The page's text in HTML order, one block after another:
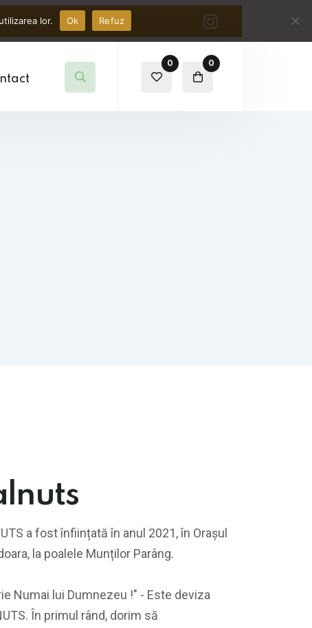
0 0
a fost înființată în anul 2021, în Orașul
la poalele Munților Parâng.
Numai lui Dumnezeu !" - Este deviza
În primul rând, dorim să
lor. Ok Refuz